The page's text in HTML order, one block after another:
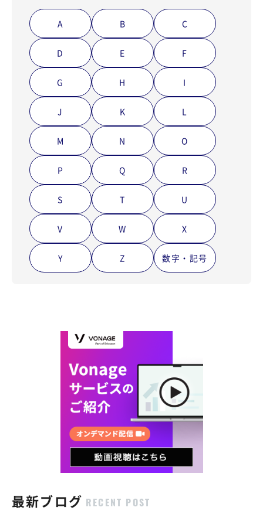
A B C
D E F
G H I
J K L
M N O
P Q R
S T U
V W X
Y Z 数字・記号
最新ブログ RECENT POST